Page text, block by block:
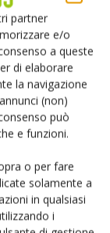
partner
e/o
a queste
di elaborare
la navigazione
(non)
può
e funzioni.
o per fare
solamente a
in qualsiasi
i